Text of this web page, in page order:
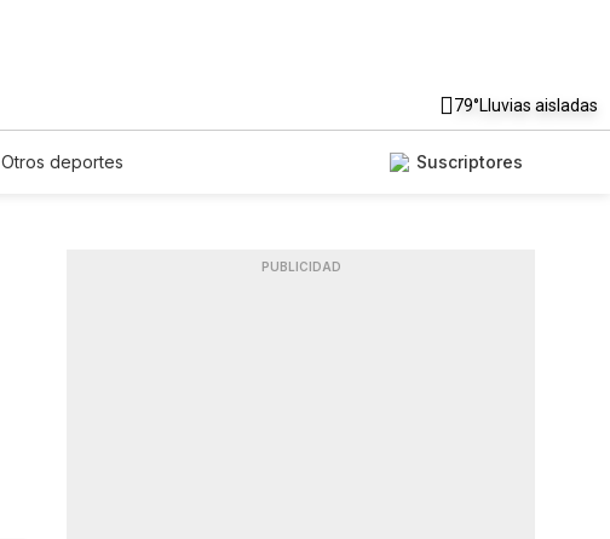
79°Lluvias aisladas
Otros deportes Suscriptores
PUBLICIDAD